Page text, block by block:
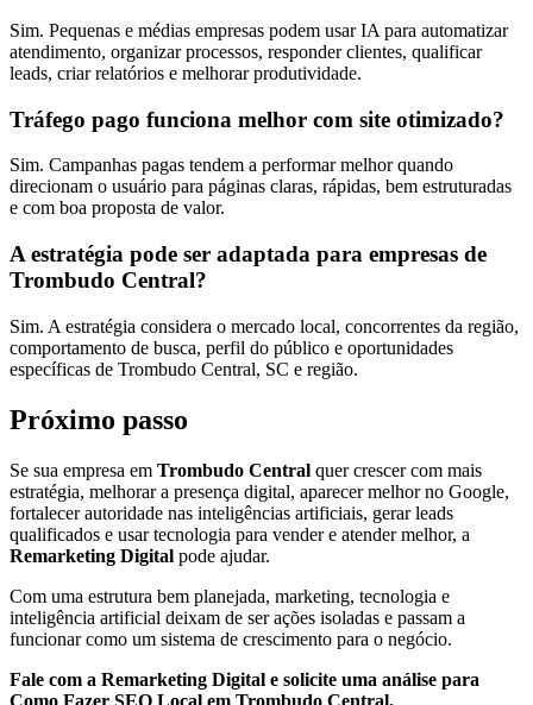
Sim. Pequenas e médias empresas podem usar IA para automatizar
atendimento, organizar processos, responder clientes, qualificar
leads, criar relatórios e melhorar produtividade.
Tráfego pago funciona melhor com site otimizado?
Sim. Campanhas pagas tendem a performar melhor quando
direcionam o usuário para páginas claras, rápidas, bem estruturadas
e com boa proposta de valor.
A estratégia pode ser adaptada para empresas de
Trombudo Central?
Sim. A estratégia considera o mercado local, concorrentes da região,
comportamento de busca, perfil do público e oportunidades
específicas de Trombudo Central, SC e região.
Próximo passo
Se sua empresa em Trombudo Central quer crescer com mais
estratégia, melhorar a presença digital, aparecer melhor no Google,
fortalecer autoridade nas inteligências artificiais, gerar leads
qualificados e usar tecnologia para vender e atender melhor, a
Remarketing Digital pode ajudar.
Com uma estrutura bem planejada, marketing, tecnologia e
inteligência artificial deixam de ser ações isoladas e passam a
funcionar como um sistema de crescimento para o negócio.
Fale com a Remarketing Digital e solicite uma análise para
Como Fazer SEO Local em Trombudo Central.